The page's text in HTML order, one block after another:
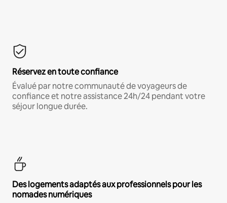
Réservez en toute confiance
Évalué par notre communauté de voyageurs de
confiance et notre assistance 24h/24 pendant votre
séjour longue durée.
Des logements adaptés aux professionnels pour les
nomades numériques